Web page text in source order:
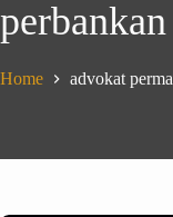
perbankan
Home advokat